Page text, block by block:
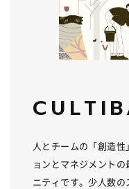
人とチームの「創造
ョンとマネジメント
ニティです。少人数の